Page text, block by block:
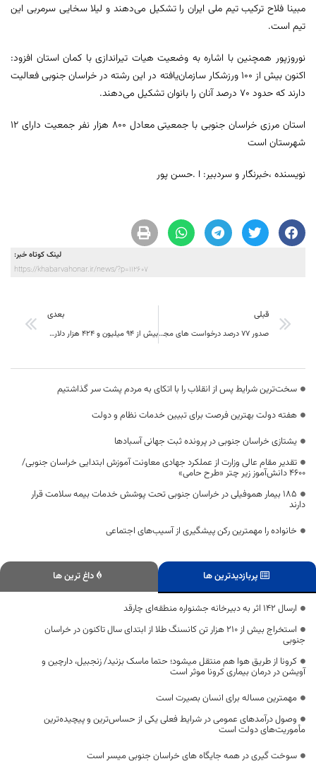
مبینا فلاح ترکیب تیم ملی ایران را تشکیل می‌دهند و لیلا سخایی سرمربی این
تیم است.
نوروزپور همچنین با اشاره به وضعیت هیات تیراندازی با کمان استان افزود:
اکنون بیش از ۱۰۰ ورزشکار سازمان‌یافته در این رشته در خراسان جنوبی فعالیت
دارند که حدود ۷۰ درصد آنان را بانوان تشکیل می‌دهند.
استان مرزی خراسان جنوبی با جمعیتی معادل ۸۰۰ هزار نفر جمعیت دارای ۱۲
شهرستان است
نویسنده ،خبرنگار و سردبیر: ا .حسن پور
لینک کوتاه خبر:
https://khabarvahonar.ir/news/?p=112607
قبلی
صدور ۷۷ درصد درخواست های مجوزکسب‌وکار در خراسان جنوبی
بعدی
بیش از ۹۴ میلیون و ۴۲۴ هزار دلار کالا به وزن ۵۲۵ هزار تن از گمرکات خراسان جنوبی صادر شد
سخت‌ترین شرایط پس از انقلاب را با اتکای به مردم پشت سر گذاشتیم
هفته دولت بهترین فرصت برای تبیین خدمات نظام و دولت
یشتازی خراسان جنوبی در پرونده ثبت جهانی آسبادها
تقدیر مقام عالی وزارت از عملکرد جهادی معاونت آموزش ابتدایی خراسان جنوبی/
۴۶۰۰ دانش‌آموز زیر چتر «طرح حامی»
۱۸۵ بیمار هموفیلی در خراسان جنوبی تحت پوشش خدمات بیمه سلامت قرار
دارند
خانواده را مهمترین رکن پیشگیری از آسیب‌های اجتماعی
پربازدیدترین ها داغ ترین ها
ارسال ۱۴۲ اثر به دبیرخانه جشنواره منطقه‌ای چارقد
استخراج بیش از ۲۱۰ هزار تن کانسنگ طلا از ابتدای سال تاکنون در خراسان
جنوبی
کرونا از طریق هوا هم منتقل میشود؛ حتما ماسک بزنيد/ زنجبیل، دارچین و
آویشن در درمان بیماری کرونا موثر است
مهمترین مساله برای انسان بصیرت است
وصول درآمدهای عمومی در شرایط فعلی یکی از حساس‌ترین و پیچیده‌ترین
مأموریت‌های دولت است
سوخت گیری در همه جایگاه های خراسان جنوبی میسر است